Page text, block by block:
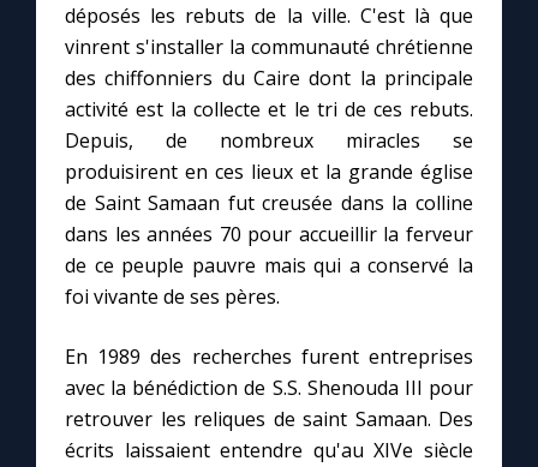
déposés les rebuts de la ville. C'est là que
vinrent s'installer la communauté chrétienne
des chiffonniers du Caire dont la principale
activité est la collecte et le tri de ces rebuts.
Depuis, de nombreux miracles se
produisirent en ces lieux et la grande église
de Saint Samaan fut creusée dans la colline
dans les années 70 pour accueillir la ferveur
de ce peuple pauvre mais qui a conservé la
foi vivante de ses pères.
En 1989 des recherches furent entreprises
avec la bénédiction de S.S. Shenouda III pour
retrouver les reliques de saint Samaan. Des
écrits laissaient entendre qu'au XIVe siècle